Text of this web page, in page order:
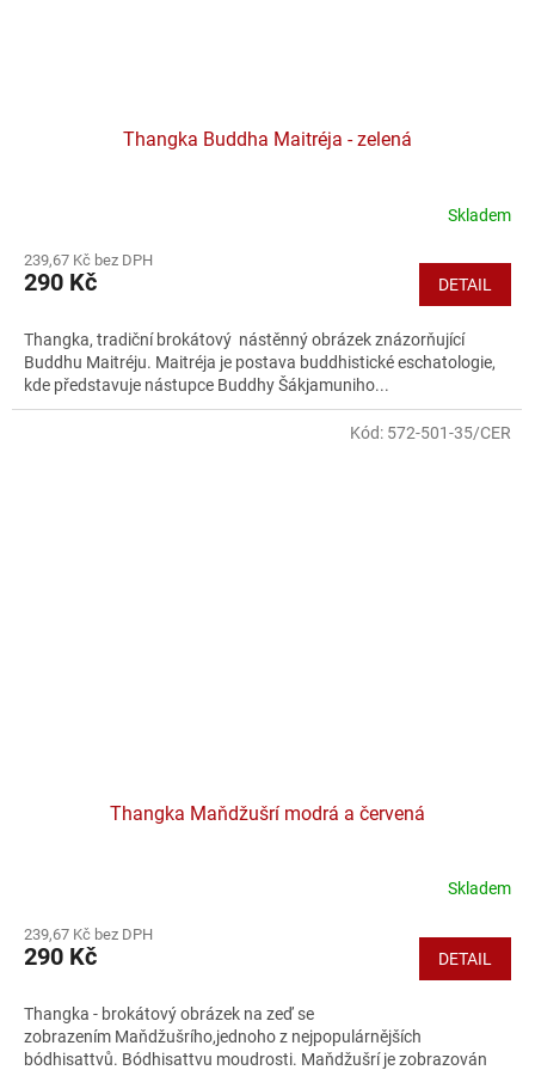
Thangka Buddha Maitréja - zelená
Skladem
239,67 Kč bez DPH
290 Kč DETAIL
Thangka, tradiční brokátový nástěnný obrázek znázorňující
Buddhu Maitréju. Maitréja je postava buddhistické eschatologie,
kde představuje nástupce Buddhy Šákjamuniho...
Thangka Maňdžušrí modrá a červená
Skladem
239,67 Kč bez DPH
290 Kč DETAIL
Thangka - brokátový obrázek na zeď se
zobrazením Maňdžušrího,jednoho z nejpopulárnějších
bódhisattvů. Bódhisattvu moudrosti. Maňdžušrí je zobrazován
Kód: 572-501-35/CER